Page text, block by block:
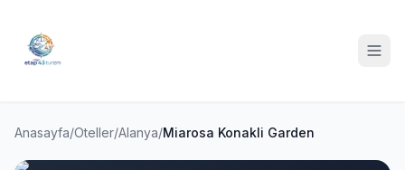
Anasayfa/Oteller/Alanya/Miarosa Konakli Garden